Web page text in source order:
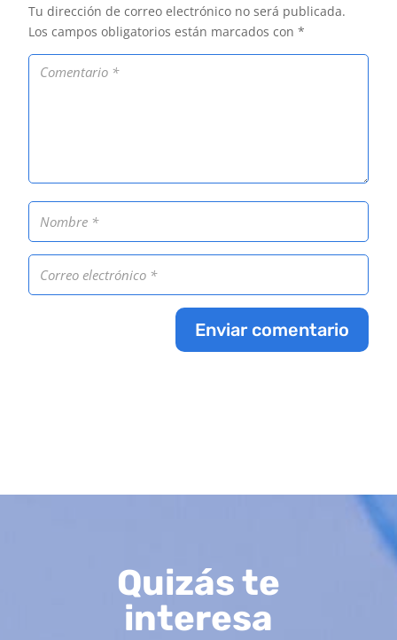
Tu dirección de correo electrónico no será publicada.
Los campos obligatorios están marcados con*
Enviar comentario
Quizás te
interesa